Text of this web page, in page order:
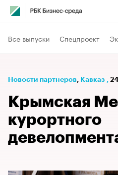
Все выпуски Спецпроект
Новости партнеров⁠, Кавказ ,
Крымская
курортного